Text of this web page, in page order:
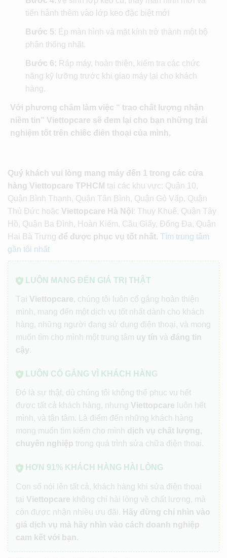
tiến hành thêm vào lớp keo đặc biệt mới
Bước 5: Ép màn hình và mặt kính trở thành một bộ
phận thống nhất.
Bước 6: Ráp máy, hoàn thiện, kiểm tra các chức
năng kỹ lưỡng trước khi giao máy lại cho khách
hàng.
Với phương châm làm việc “ trao chất lượng nhận
niềm tin” Viettopcare sẽ đem lại cho bạn những trải
nghiệm tốt trên chiếc điên thoại của mình.
Quý khách vui lòng mang máy đến 1 trong các cửa
hàng Viettopcare TPHCM tại các khu vực: Quận 10,
Quận Bình Thạnh, Quận Tân Bình, Quận Gò Vấp, Quận
Thủ Đức hoặc Viettopcare Hà Nội: Thụy Khuê, Quận Tây
Hồ, Quận Ba Đình, Hoàn Kiếm, Cầu Giấy, Đống Đa, Quận
Hai Bà Trưng để được phục vụ tốt nhất. Tìm trung tâm
gần tôi nhất
LUÔN MANG ĐẾN GIÁ TRỊ THẬT
Tại Viettopcare, chúng tôi luôn cố gắng hoàn thiện
mình, mang đến một dịch vụ tốt nhất dành cho khách
hàng, những người đang sử dụng điện thoại, và mong
muốn tìm cho mình một trung tâm uy tín và đáng tin
cậy.
LUÔN CỐ GẮNG VÌ KHÁCH HÀNG
Đó là sự thật, dù chúng tôi không thể phục vụ hết
được tất cả khách hàng, nhưng Viettopcare luôn hết
mình, và tận tâm. Là điểm đến những khách hàng
mong muốn tìm kiếm cho mình dịch vụ chất lượng,
chuyên nghiệp trong quá trình sửa chữa điện thoại.
HƠN 91% KHÁCH HÀNG HÀI LÒNG
Con số nói lên tất cả, khách hàng khi sửa điện thoại
tại Viettopcare không chỉ hài lòng về chất lượng, mà
còn được nhận nhiều ưu đãi. Hãy đừng chỉ nhìn vào
giá dịch vụ mà hãy nhìn vào cách doanh nghiệp
cam kết với bạn.